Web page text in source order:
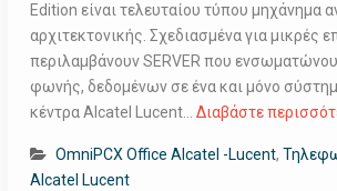
Edition είναι τελευταίου τύπου μηχάνημα
αρχιτεκτονικής. Σχεδιασμένα για μικρές
περιλαμβάνουν SERVER που
φωνής, δεδομένων σε ένα και μόνο
κέντρα Alcatel Lucent… Διαβάστε
OmniPCX Office Alcatel -Lucent,
Alcatel Lucent